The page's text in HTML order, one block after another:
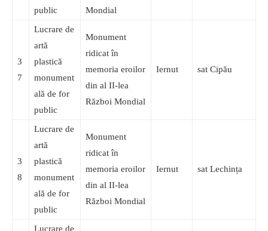
public
Mondial
3
7
Lucrare de
artă
plastică
monument
ală de for
public
Monument
ridicat în
memoria eroilor
din al II-lea
Război Mondial
Iernut sat Cipău
3
8
Lucrare de
artă
plastică
monument
ală de for
public
Monument
ridicat în
memoria eroilor
din al II-lea
Război Mondial
Iernut sat Lechința
Lucrare de